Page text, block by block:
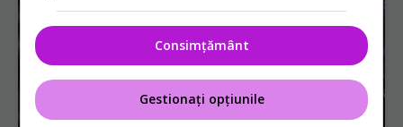
Consimțământ
Gestionați opțiunile